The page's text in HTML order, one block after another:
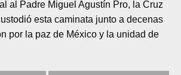
al Padre Miguel Agustín Pro, la Cruz
esta caminata junto a decenas
por la paz de México y la unidad de